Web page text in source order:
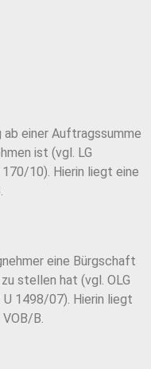
ab einer Auftragssumme
ist (vgl. LG
10). Hierin liegt eine
eine Bürgschaft
stellen hat (vgl. OLG
U 1498/07). Hierin liegt
B.